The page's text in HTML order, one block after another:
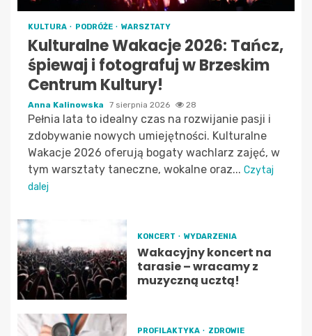
KULTURA PODRÓŻE WARSZTATY
Kulturalne Wakacje 2026: Tańcz,
śpiewaj i fotografuj w Brzeskim
Centrum Kultury!
Anna Kalinowska 7 sierpnia 2026 28
Pełnia lata to idealny czas na rozwijanie pasji i
zdobywanie nowych umiejętności. Kulturalne
Wakacje 2026 oferują bogaty wachlarz zajęć, w
tym warsztaty taneczne, wokalne oraz... Czytaj
dalej
KONCERT WYDARZENIA
Wakacyjny koncert na
tarasie – wracamy z
muzyczną ucztą!
PROFILAKTYKA ZDROWIE